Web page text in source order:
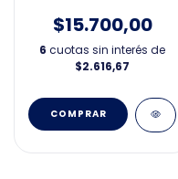
$15.700,00
6 cuotas sin interés de
$2.616,67